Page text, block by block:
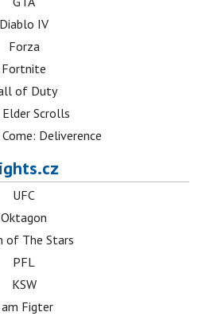
Diablo IV
Forza
Fortnite
of Duty
Scrolls
Deliverence
UFC
Oktagon
of The Stars
PFL
KSW
Figter